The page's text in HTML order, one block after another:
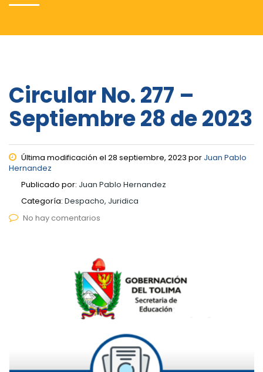
Circular No. 277 –
Septiembre 28 de 2023
Última modificación el 28 septiembre, 2023 por Juan Pablo
Hernandez
Publicado por: Juan Pablo Hernandez
Categoría: Despacho, Juridica
No hay comentarios